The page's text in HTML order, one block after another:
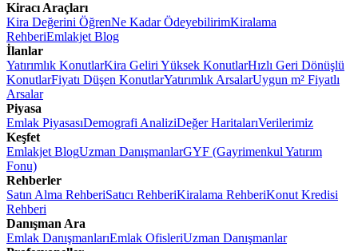
Kiracı Araçları
Kira Değerini ÖğrenNe Kadar ÖdeyebilirimKiralama
RehberiEmlakjet Blog
İlanlar
Yatırımlık KonutlarKira Geliri Yüksek KonutlarHızlı Geri Dönüşlü
KonutlarFiyatı Düşen KonutlarYatırımlık ArsalarUygun m² Fiyatlı
Arsalar
Piyasa
Emlak PiyasasıDemografi AnaliziDeğer HaritalarıVerilerimiz
Keşfet
Emlakjet BlogUzman DanışmanlarGYF (Gayrimenkul Yatırım
Fonu)
Rehberler
Satın Alma RehberiSatıcı RehberiKiralama RehberiKonut Kredisi
Rehberi
Danışman Ara
Emlak DanışmanlarıEmlak OfisleriUzman Danışmanlar